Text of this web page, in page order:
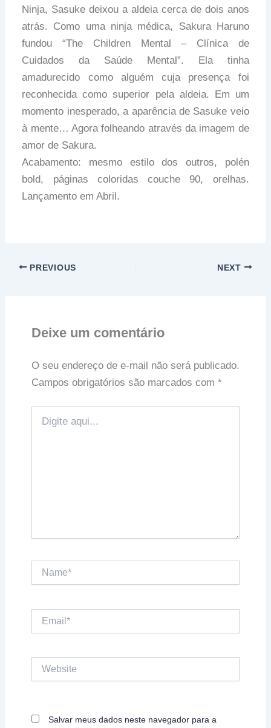
Ninja, Sasuke deixou a aldeia cerca de dois anos
atrás. Como uma ninja médica, Sakura Haruno
fundou “The Children Mental – Clínica de
Cuidados da Saúde Mental”. Ela tinha
amadurecido como alguém cuja presença foi
reconhecida como superior pela aldeia. Em um
momento inesperado, a aparência de Sasuke veio
à mente… Agora folheando através da imagem de
amor de Sakura.
Acabamento: mesmo estilo dos outros, polén
bold, páginas coloridas couche 90, orelhas.
Lançamento em Abril.
PREVIOUS NEXT
Deixe um comentário
O seu endereço de e-mail não será publicado.
Campos obrigatórios são marcados com *
aqui...
Website
Salvar meus dados neste navegador para a